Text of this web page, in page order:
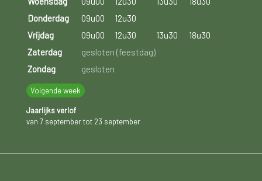
Donderdag
09u00
12u30
Vrijdag
09u00 12u30 13u30
18u30
Zaterdag
gesloten (feestdag)
Zondag
gesloten
Volgende week
Jaarlijks verlof
van 7 september tot 23 september